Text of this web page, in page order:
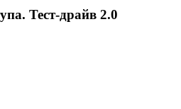
Тест-драйв 2.0